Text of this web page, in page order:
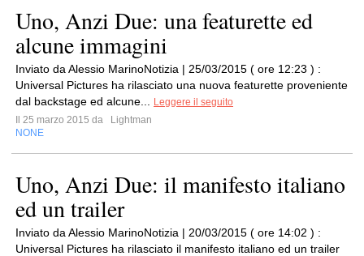
Uno, Anzi Due: una featurette ed
alcune immagini
Inviato da Alessio MarinoNotizia | 25/03/2015 ( ore 12:23 ) :
Universal Pictures ha rilasciato una nuova featurette proveniente
dal backstage ed alcune...
Leggere il seguito
Il 25 marzo 2015 da
Lightman
NONE
Uno, Anzi Due: il manifesto italiano
ed un trailer
Inviato da Alessio MarinoNotizia | 20/03/2015 ( ore 14:02 ) :
Universal Pictures ha rilasciato il manifesto italiano ed un trailer